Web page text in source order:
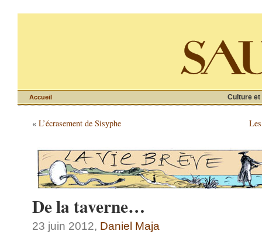
Culture et
Accueil
« L’écrasement de Sisyphe
De la taverne…
23 juin 2012, Daniel Maja